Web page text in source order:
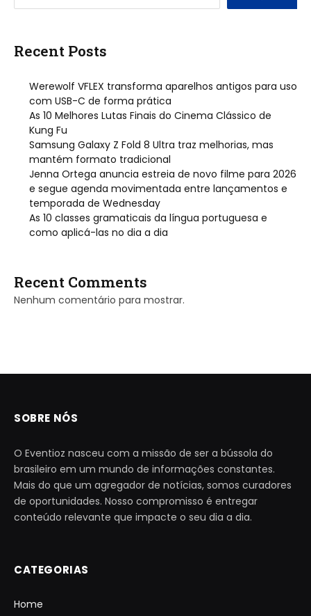
Recent Posts
Werewolf VFLEX transforma aparelhos antigos para uso
com USB-C de forma prática
As 10 Melhores Lutas Finais do Cinema Clássico de
Kung Fu
Samsung Galaxy Z Fold 8 Ultra traz melhorias, mas
mantém formato tradicional
Jenna Ortega anuncia estreia de novo filme para 2026
e segue agenda movimentada entre lançamentos e
temporada de Wednesday
As 10 classes gramaticais da língua portuguesa e
como aplicá-las no dia a dia
Recent Comments
Nenhum comentário para mostrar.
SOBRE NÓS
O Eventioz nasceu com a missão de ser a bússola do
brasileiro em um mundo de informações constantes.
Mais do que um agregador de notícias, somos curadores
de oportunidades. Nosso compromisso é entregar
conteúdo relevante que impacte o seu dia a dia.
CATEGORIAS
Home